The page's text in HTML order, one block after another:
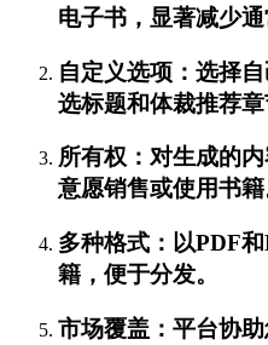
电子书，显著减少通
自定义选项：选择
选标题和体裁推荐章
所有权：对生成的
意愿销售或使用书籍
多种格式：以PDF
籍，便于分发。
市场覆盖：平台协